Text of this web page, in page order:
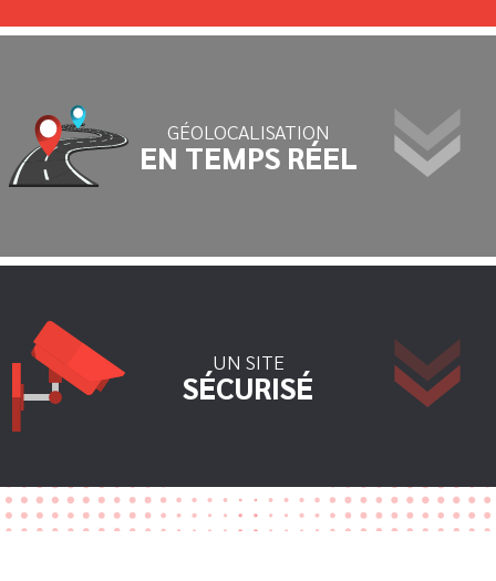
GÉOLOCALISATION
EN TEMPS RÉEL
UN SITE
SÉCURISÉ